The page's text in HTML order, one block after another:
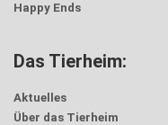
Happy Ends
Das Tierheim:
Aktuelles
Über das Tierheim